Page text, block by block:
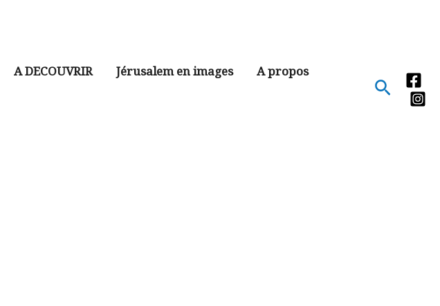
A DECOUVRIR Jérusalem en images A propos